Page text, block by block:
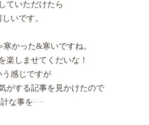
ていただけたら
しいです。
かった&寒いですね。
楽しませてくだいな！
う感じですが
がする記事を見かけたので
な事を····